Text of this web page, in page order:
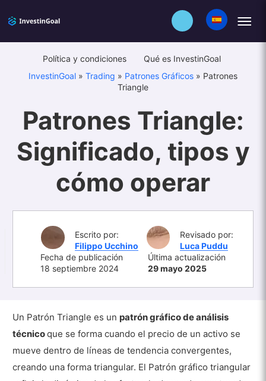
Política y condiciones
Qué es InvestinGoal
InvestinGoal » Trading » Patrones Gráficos » Patrones
Triangle
Patrones Triangle:
Significado, tipos y
cómo operar
Escrito por:
Filippo Ucchino
Revisado por:
Luca Puddu
Fecha de publicación
18 septiembre 2024
Última actualización
29 mayo 2025
Un Patrón Triangle es un patrón gráfico de análisis
técnicoque se forma cuando el precio de un activo se
mueve dentro de líneas de tendencia convergentes,
creando una forma triangular. El Patrón gráfico triangular